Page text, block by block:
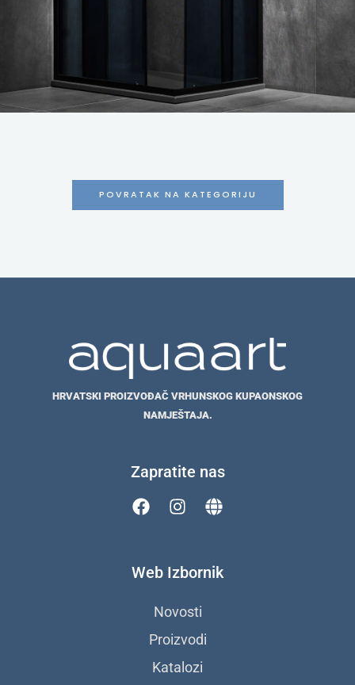
POVRATAK NA KATEGORIJU
HRVATSKI PROIZVOĐAČ VRHUNSKOG KUPAONSKOG
NAMJEŠTAJA.
Zapratite nas
F
b
I
a
r
m
G
e
Web Izbornik
Novosti
Proizvodi
Katalozi